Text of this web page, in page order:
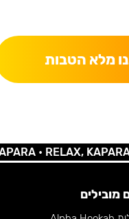
מלא הטבות
•RELAX, KAPARA •
מובילים